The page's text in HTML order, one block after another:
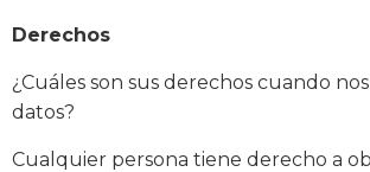
Derechos
¿Cuáles son sus derechos cuando
datos?
Cualquier persona tiene derecho a